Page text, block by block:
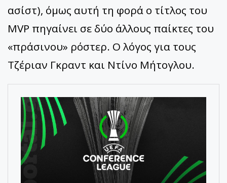
ασίστ), όμως αυτή τη φορά ο τίτλος του
MVP πηγαίνει σε δύο άλλους παίκτες του
«πράσινου» ρόστερ. Ο λόγος για τους
Τζέριαν Γκραντ και Ντίνο Μήτογλου.